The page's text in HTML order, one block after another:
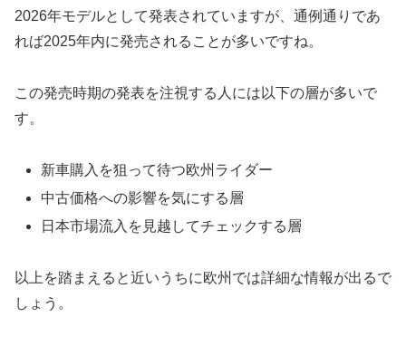
2026年モデルとして発表されていますが、通例通りであ
れば2025年内に発売されることが多いですね。
この発売時期の発表を注視する人には以下の層が多いで
す。
新車購入を狙って待つ欧州ライダー
中古価格への影響を気にする層
日本市場流入を見越してチェックする層
以上を踏まえると近いうちに欧州では詳細な情報が出るで
しょう。